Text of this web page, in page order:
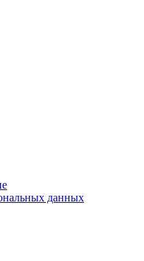
данных